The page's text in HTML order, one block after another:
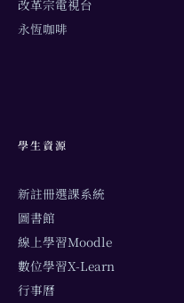
改革宗電視台
永恆咖啡
學生資源
新註冊選課系統
圖書館
線上學習Moodle
數位學習X-Learn
行事曆